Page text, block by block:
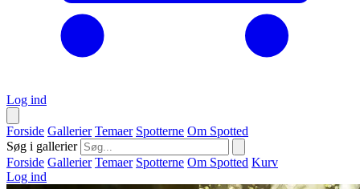
Log ind
Forside Gallerier Temaer Spotterne Om Spotted
Søg i gallerier
Forside Gallerier Temaer Spotterne Om Spotted Kurv
Log ind